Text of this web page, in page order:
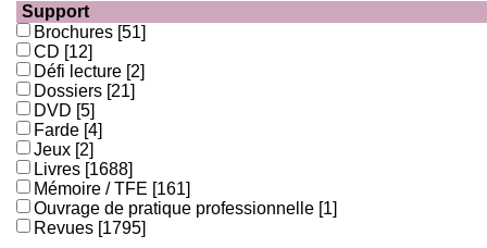
Support
Brochures [51]
CD [12]
Défi lecture [2]
Dossiers [21]
DVD [5]
Farde [4]
Jeux [2]
Livres [1688]
Mémoire / TFE [161]
Ouvrage de pratique professionnelle [1]
Revues [1795]